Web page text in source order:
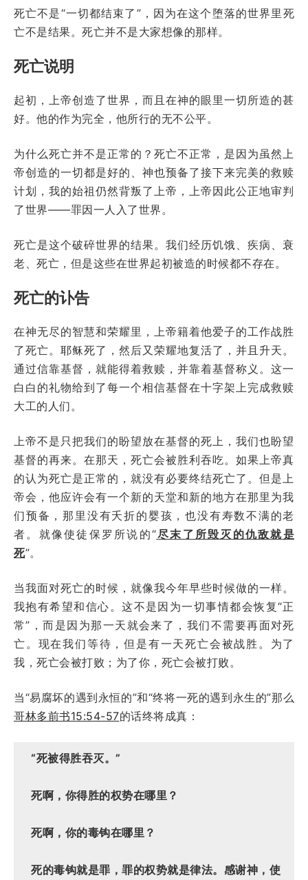
死亡不是“一切都结束了”，因为在这个堕落的世界里死
亡不是结果。死亡并不是大家想像的那样。
死亡说明
起初，上帝创造了世界，而且在神的眼里一切所造的甚
好。他的作为完全，他所行的无不公平。
为什么死亡并不是正常的？死亡不正常，是因为虽然上
帝创造的一切都是好的、神也预备了接下来完美的救赎
计划，我的始祖仍然背叛了上帝，上帝因此公正地审判
了世界——罪因一人入了世界。
死亡是这个破碎世界的结果。我们经历饥饿、疾病、衰
老、死亡，但是这些在世界起初被造的时候都不存在。
死亡的讣告
在神无尽的智慧和荣耀里，上帝籍着他爱子的工作战胜
了死亡。耶稣死了，然后又荣耀地复活了，并且升天。
通过信靠基督，就能得着救赎，并靠着基督称义。这一
白白的礼物给到了每一个相信基督在十字架上完成救赎
大工的人们。
上帝不是只把我们的盼望放在基督的死上，我们也盼望
基督的再来。在那天，死亡会被胜利吞吃。如果上帝真
的认为死亡是正常的，就没有必要终结死亡了。但是上
帝会，他应许会有一个新的天堂和新的地方在那里为我
们预备，那里没有夭折的婴孩，也没有寿数不满的老
者。就像使徒保罗所说的“尽末了所毁灭的仇敌就是
死”。
当我面对死亡的时候，就像我今年早些时候做的一样。
我抱有希望和信心。这不是因为一切事情都会恢复“正
常”，而是因为那一天就会来了，我们不需要再面对死
亡。现在我们等待，但是有一天死亡会被战胜。为了
我，死亡会被打败；为了你，死亡会被打败。
当“易腐坏的遇到永恒的”和“终将一死的遇到永生的”那么
哥林多前书15:54-57的话终将成真：
“死被得胜吞灭。”
死啊，你得胜的权势在哪里？
死啊，你的毒钩在哪里？
死的毒钩就是罪，罪的权势就是律法。感谢神，使